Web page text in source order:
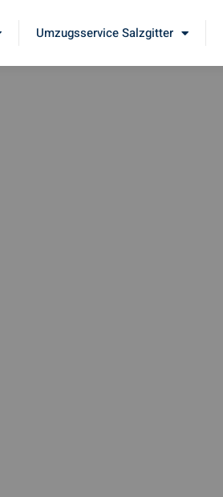
Umzugsservice Salzgitter